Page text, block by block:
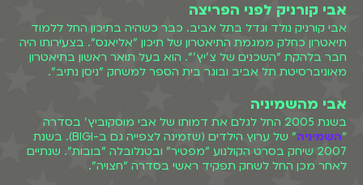
אבי קורניק לפני הפריצה
אבי קורניק נולד וגדל בתל אביב. כבר כשהיה בתיכון החל ללמוד
תיאטרון כחלק ממגמת התיאטרון של תיכון "אליאנס". בצעירותו היה
חבר בלהקת "השכנים של צ'יץ'". הוא בעל תואר ראשון בתיאטרון
מאוניברסיטת תל אביב ובוגר בית הספר למשחק "ניסן נתיב".
אבי מהשמיניה
בשנת 2005 החל לגלם את דמותו של אבי מוסקוביץ' בסדרה
"השמיניה
" של ערוץ הילדים (שזמינה לצפייה גם ב-BIGI). בשנת
2007 שיחק בסרט הקולנוע "מפטיר" ובטנלובלה "בובות". שנתיים
לאחר מכן החל לשחק תפקיד ראשי בסדרה "חצויה".